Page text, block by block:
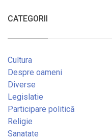
CATEGORII
Cultura
Despre oameni
Diverse
Legislatie
Participare politică
Religie
Sanatate